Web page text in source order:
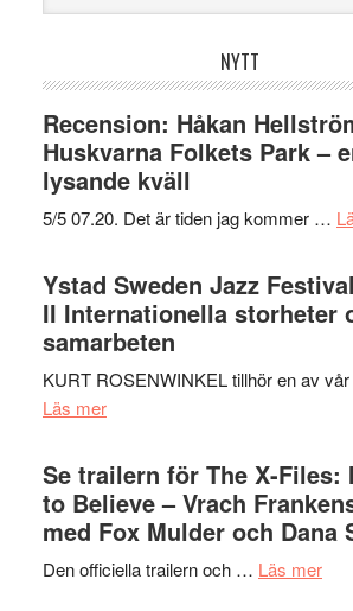
webbplatsen
NYTT
Recension: Håkan
Huskvarna Folkets Park –
lysande kväll
5/5 07.20. Det är tiden jag kommer …
Ystad Sweden Jazz
II Internationella storheter
samarbeten
KURT ROSENWINKEL tillhör en av
Läs merom
Sweden
Jazz
Festival
2026
–
Se trailern för The X-Files:
to Believe – Vrach
med Fox Mulder och Dana
Den officiella trailern och … Läs merom